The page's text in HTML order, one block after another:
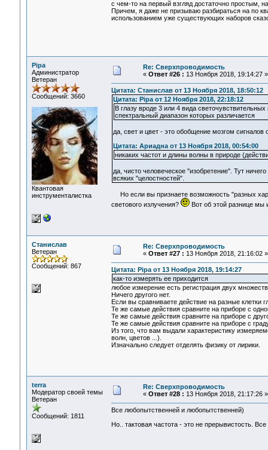
с чем-то на первый взгляд достаточно простым,
Причем, я даже не призываю разбираться на по
использованием уже существующих наборов
Pipa
Администратор
Ветеран
Сообщений: 3660
Квантовая
инструменталистка
Re: Сверхпроводимость
« Ответ #26 : 13 Ноября 2018, 19:14:27 »
Цитата: Станислав от 13 Ноября 2018, 18:50:12
Цитата: Pipa от 12 Ноября 2018, 22:18:12
В глазу вроде 3 или 4 вида светочувствительных
спектральный диапазон которых различается
да, свет и цвет - это обобщение мозгом
Цитата: Ариадна от 13 Ноября 2018, 00:54:00
никаких частот и длины волны в природе
да, чисто человеческое "изобретение". Тут
всяких "целостностей".
Но если вы признаете возможность "разных
светового излучения?
Вот об этой разнице мы
Станислав
Ветеран
Сообщений: 867
Re: Сверхпроводимость
« Ответ #27 : 13 Ноября 2018, 21:16:02 »
Цитата: Pipa от 13 Ноября 2018, 19:14:27
как-то измерять ее приходится
любое измерение есть регистрация двух
Ничего другого нет.
Если вы сравниваете действие на разные клетки
Те же самые действия сравните на приборе с
Те же самые действия сравните на приборе с
Те же самые действия сравните на приборе с
Из того, что вам выдали характеристику
волн, цветов ...).
Изначально следует отделять физику от лирики.
terra
Модератор своей темы
Ветеран
Сообщений: 1811
Re: Сверхпроводимость
« Ответ #28 : 13 Ноября 2018, 21:17:26 »
Все любопытственней и любопытственней)
Но.. тактовая частота - это не прерывистость.